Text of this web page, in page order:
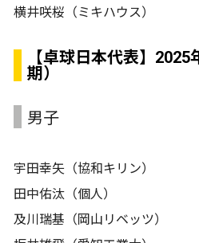
横井咲桜（ミキハウス）
【卓球日本代表】
期）
男子
宇田幸矢（協和キリン）
田中佑汰（個人）
及川瑞基（岡山リベッツ）